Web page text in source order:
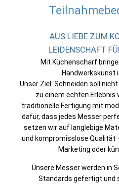
AUS LIEBE ZUM
LEIDENSCHAFT
Mit Küchenscharf
Handwerkskunst
Unser Ziel: Schneiden soll
zu einem echten Erlebnis
traditionelle Fertigung mit
dafür, dass jedes Messer
setzen wir auf langlebige
und kompromisslose Qualität
Marketing oder
Unsere Messer werden in
Standards gefertigt und